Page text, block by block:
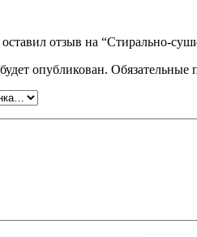
оставил отзыв на “Стирально-
опубликован. Обязательные